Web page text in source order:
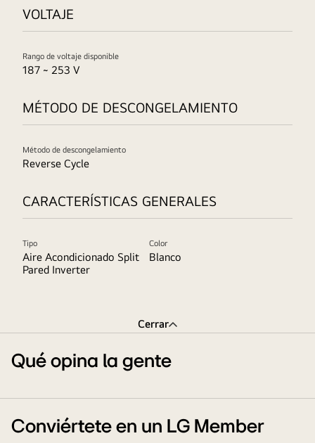
VOLTAJE
Rango de voltaje disponible
187 ~ 253 V
MÉTODO DE DESCONGELAMIENTO
Método de descongelamiento
Reverse Cycle
CARACTERÍSTICAS GENERALES
Tipo
Aire Acondicionado Split
Pared Inverter
Color
Blanco
Cerrar
Qué opina la gente
Conviértete en un LG Member